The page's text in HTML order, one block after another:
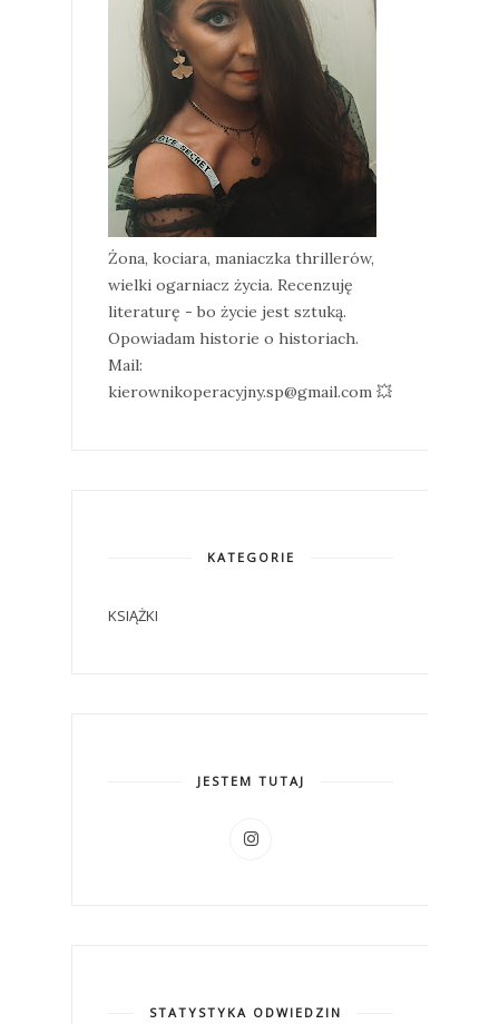
Żona, kociara, maniaczka thrillerów,
wielki ogarniacz życia. Recenzuję
literaturę - bo życie jest sztuką.
Opowiadam historie o historiach.
Mail:
kierownikoperacyjny.sp@gmail.com 💥
KATEGORIE
KSIĄŻKI
JESTEM TUTAJ
STATYSTYKA ODWIEDZIN